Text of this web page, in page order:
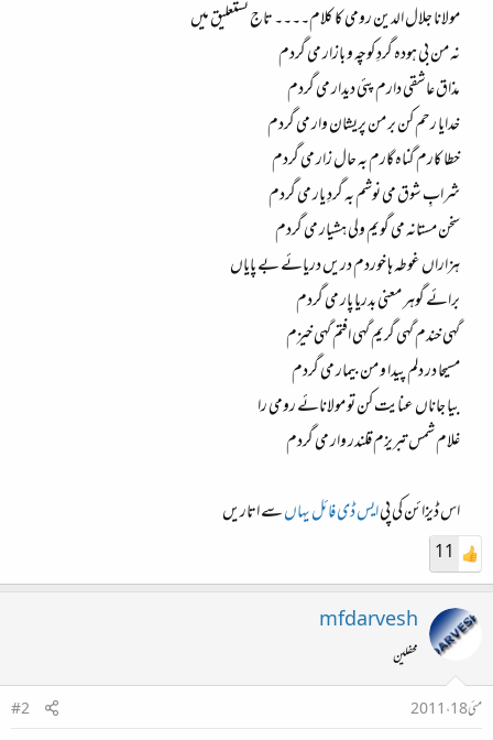
مولانا جلال الدین رومی کا کلام۔۔۔۔ تاج نستعلیق میں
نہ من بی ہودہ گردِ کوچہ و بازار می گردم
مذاق عاشقی دارم پئی دیدار می گردم
خدایا رحم کن بر من پریشان وار می گردم
خطا کارم گناہ گارم بہ حال زار می گردم
شرابِ شوق می نوشم بہ گردِ یار می گردم
سخن مستانہ می گویم ولی ہشیار می گردم
ہزاراں غوطہ ہا خوردم دریں دریائے بے پایاں
برائے گوہر معنی بدریا پار می گردم
گہی خندم گہی گریم گہی افتم گہی خیزم
مسیحا در دلم پیدا و من بیمار می گردم
بیا جاناں عنایت کن تو مولانائے رومی را
غلام شمس تبریزم قلندر وار می گردم
اس ڈیزائن کی پیایس ڈی فائل یہاںسے اتاریں​
11
mfdarvesh
محفلین
مئی 18، 2011
#2